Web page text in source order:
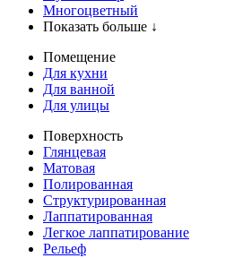
Многоцветный
Показать больше ↓
Помещение
Для кухни
Для ванной
Для улицы
Поверхность
Глянцевая
Матовая
Полированная
Структурированная
Лаппатированная
Легкое лаппатирование
Рельеф